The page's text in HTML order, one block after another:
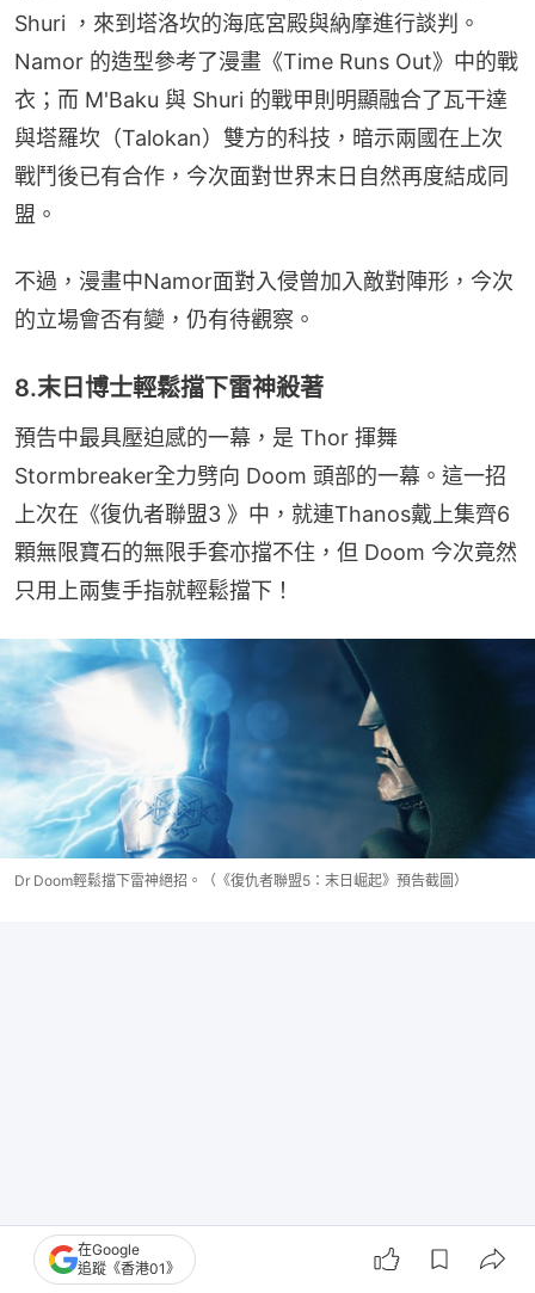
Shuri ，來到塔洛坎的海底宮殿與納摩進行談判。
Namor 的造型參考了漫畫《Time Runs Out》中的戰
衣；而 M'Baku 與 Shuri 的戰甲則明顯融合了瓦干達
與塔羅坎（Talokan）雙方的科技，暗示兩國在上次
戰鬥後已有合作，今次面對世界末日自然再度結成同
盟。
不過，漫畫中Namor面對入侵曾加入敵對陣形，今次
的立場會否有變，仍有待觀察。
8.末日博士輕鬆擋下雷神殺著
預告中最具壓迫感的一幕，是 Thor 揮舞
Stormbreaker全力劈向 Doom 頭部的一幕。這一招
上次在《復仇者聯盟3 》中，就連Thanos戴上集齊6
顆無限寶石的無限手套亦擋不住，但 Doom 今次竟然
只用上兩隻手指就輕鬆擋下！
Dr Doom輕鬆擋下雷神絕招。（《復仇者聯盟5：末日崛起》預告截圖）
在Google
追蹤《香港01》